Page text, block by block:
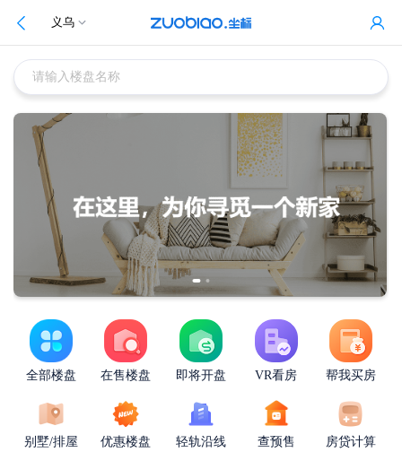
义乌
请输入楼盘名称
全部楼盘 在售楼盘 即将开盘 VR看房 帮我买房
别墅/排屋 优惠楼盘 轻轨沿线 查预售 房贷计算